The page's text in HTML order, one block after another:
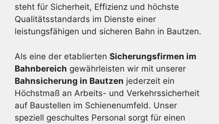
steht für Sicherheit, Effizienz und höchste
Qualitätsstandards im Dienste einer
leistungsfähigen und sicheren Bahn in Bautzen.
Als eine der etablierten Sicherungsfirmen im
Bahnbereich gewährleisten wir mit unserer
Bahnsicherung in Bautzen jederzeit ein
Höchstmaß an Arbeits- und Verkehrssicherheit
auf Baustellen im Schienenumfeld. Unser
speziell geschultes Personal sorgt für einen